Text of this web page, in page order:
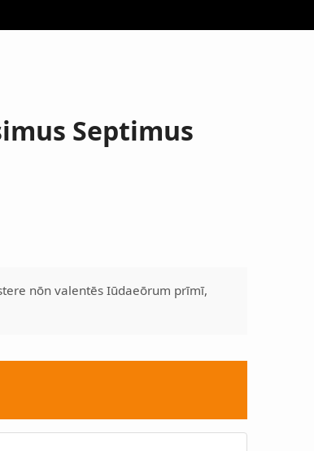
Septimus
nōn valentēs Iūdaeōrum prīmī,